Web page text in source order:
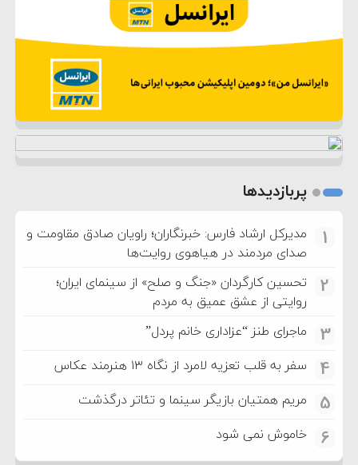
پربازدیدها
1
مدیرکل ارشاد فارس: خبرنگاران؛ راویان صادق مقاومت و
صدای مردمند در هیاهوی روایت‌ها
2
تحسین کارگردان «جنگ و صلح» از سینمای ایران؛
روایتی از عشق عمیق به مردم
3 ماجرای طنز “عزاداری خانم پردل”
4 سفر به قلب تعزیه لامرد از نگاه ۱۳ هنرمند عکاس
5 مریم همتیان بازیگر سینما و تئاتر درگذشت
6 خاموش نمی شود